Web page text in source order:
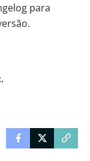
para